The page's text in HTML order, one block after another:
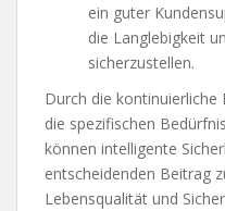
ein guter
die Langlebigkeit
sicherzustellen.
Durch die kontinuierliche
die spezifischen
können intelligente
entscheidenden Beitrag
Lebensqualität und